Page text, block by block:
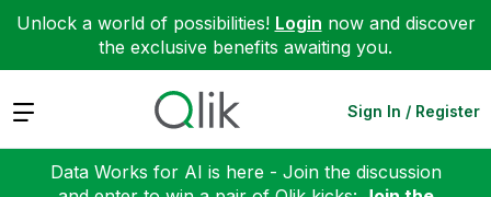
Unlock a world of possibilities! Login now and discover
the exclusive benefits awaiting you.
Expand Sign In / Register
Data Works for AI is here - Join the discussion